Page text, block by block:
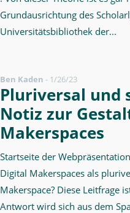
Grundausrichtung des
Universitätsbibliothek der...
Ben Kaden - 1/26/23
Pluriversal und
Notiz zur
Makerspaces
Startseite der
Digital Makerspaces als
Makerspace? Diese Leitfrage
Antwort wird sich aus dem